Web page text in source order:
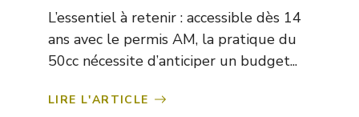
L’essentiel à retenir : accessible dès 14
ans avec le permis AM, la pratique du
50cc nécessite d’anticiper un budget...
LIRE L'ARTICLE